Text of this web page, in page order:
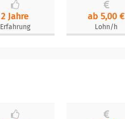
2 Jahre
Erfahrung
ab 5,00 €
Lohn/h